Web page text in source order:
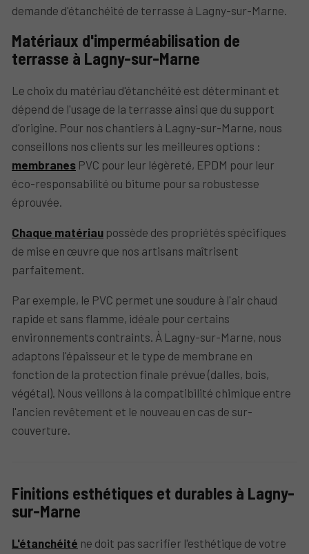
demande d'étanchéité de terrasse à Lagny-sur-Marne.
Matériaux d'imperméabilisation de
terrasse à Lagny-sur-Marne
Le choix du matériau d'étanchéité est déterminant et
dépend de l'usage de la terrasse ainsi que du support
d'origine. Pour nos chantiers à Lagny-sur-Marne, nous
conseillons nos clients sur les meilleures options :
membranes PVC pour leur légèreté, EPDM pour leur
éco-responsabilité ou bitume pour sa robustesse
éprouvée.
Chaque matériau possède des propriétés spécifiques
de mise en œuvre que nos artisans maîtrisent
parfaitement.
Par exemple, le PVC permet une soudure à l'air chaud
rapide et sans flamme, idéale pour certains
environnements contraints. À Lagny-sur-Marne, nous
adaptons l'épaisseur et le type de membrane en
fonction de la protection finale prévue (dalles, bois,
végétal). Nous veillons à la compatibilité chimique entre
l'ancien revêtement et le nouveau en cas de sur-
couverture.
Finitions esthétiques et durables à Lagny-
sur-Marne
L'étanchéité ne doit pas sacrifier l'esthétique de votre